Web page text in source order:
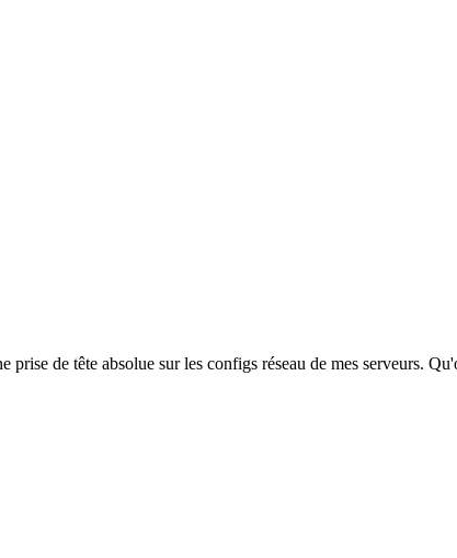
de tête absolue sur les configs réseau de mes serveurs.